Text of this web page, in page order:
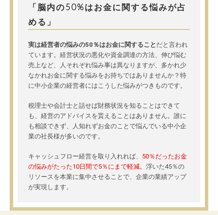
「脳内の50%はお金に関する悩みが占
める」
実は経営者の悩みの50％はお金に関すること だと言われ
ています。経営状況の悪化や資金調達の方法、伸び悩む
売上など、人それぞれ悩み事は異なりますが、多かれ少
なかれお金に関する悩みをお持ちではありませんか？特
に中小企業の経営者にはこうした悩みがつきものです。
税理士や会計士と話せば財務状況を知ることはできて
も、経営のアドバイスを貰えることはありません。誰に
も相談できず、人知れずお金のことで悩んでいる中小企
業の社長様が多いのです。
キャッシュフロー経営を取り入れれば、 50％だったお金
の悩みがたった10日間で5％にまで軽減。 浮いた45％の
リソースを本業に集中させることで、企業の業績アップ
が実現します。